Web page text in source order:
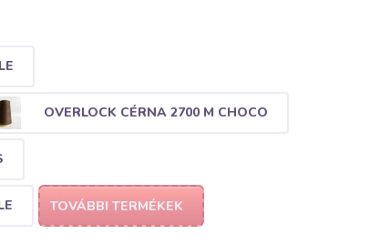
OVERLOCK CÉRNA 2700 M CHOCO
TOVÁBBI TERMÉKEK